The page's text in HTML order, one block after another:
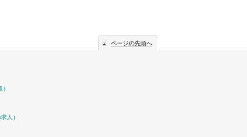
ページの先頭へ
）
人）